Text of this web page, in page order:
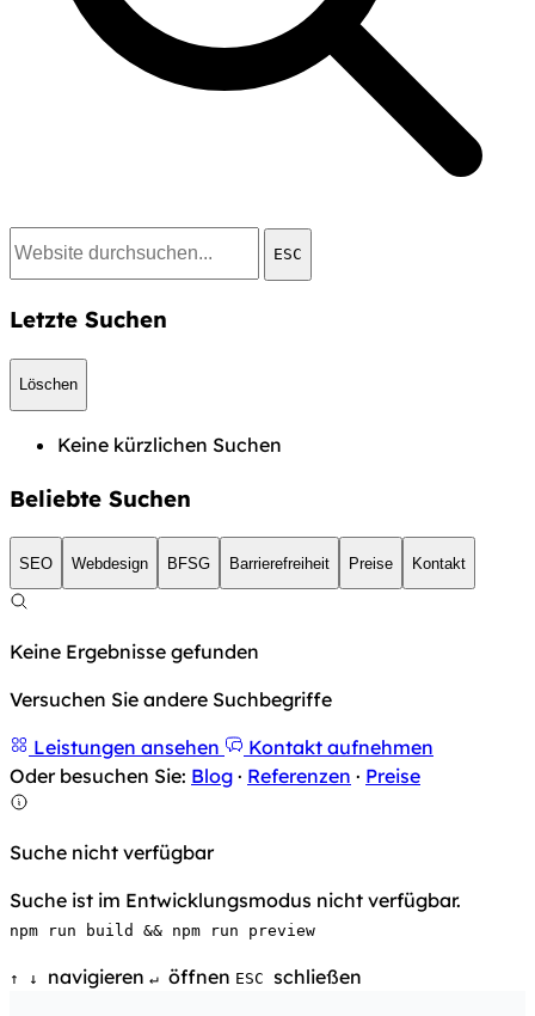
ESC
Letzte Suchen
Löschen
Keine kürzlichen Suchen
Beliebte Suchen
SEO Webdesign BFSG Barrierefreiheit Preise Kontakt
Keine Ergebnisse gefunden
Versuchen Sie andere Suchbegriffe
Leistungen ansehen
Kontakt aufnehmen
Oder besuchen Sie: Blog · Referenzen · Preise
Suche nicht verfügbar
Suche ist im Entwicklungsmodus nicht verfügbar.
npm run build && npm run preview
↑ ↓ navigieren ↵ öffnen ESC schließen